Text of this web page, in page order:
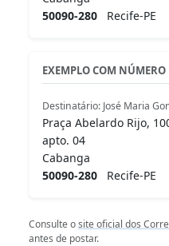
50090-280 Recife-PE
EXEMPLO COM
Destinatário: José Maria
Praça Abelardo Rijo,
apto. 04
Cabanga
50090-280 Recife-PE
Consulte osite oficial dos
antes de postar.